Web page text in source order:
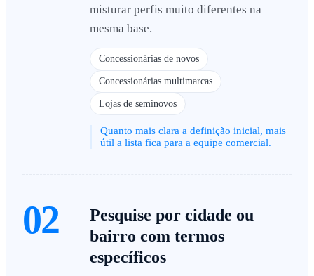
misturar perfis muito diferentes na
mesma base.
Concessionárias de novos
Concessionárias multimarcas
Lojas de seminovos
Quanto mais clara a definição inicial, mais
útil a lista fica para a equipe comercial.
02
Pesquise por cidade ou
bairro com termos
específicos